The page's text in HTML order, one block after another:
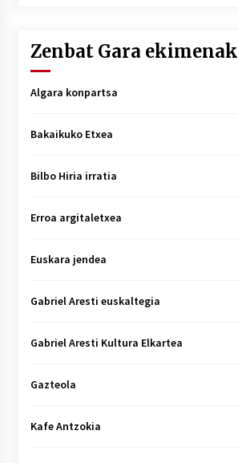
Zenbat Gara ekimenak
Algara konpartsa
Bakaikuko Etxea
Bilbo Hiria irratia
Erroa argitaletxea
Euskara jendea
Gabriel Aresti euskaltegia
Gabriel Aresti Kultura Elkartea
Gazteola
Kafe Antzokia